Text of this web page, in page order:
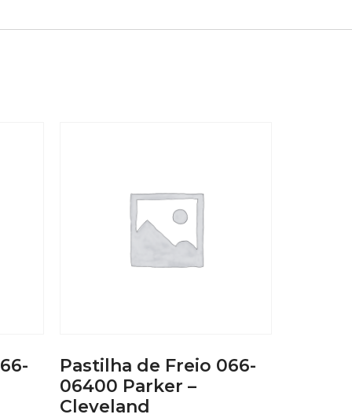
Pastilha de Freio 066-
06400 Parker –
Cleveland